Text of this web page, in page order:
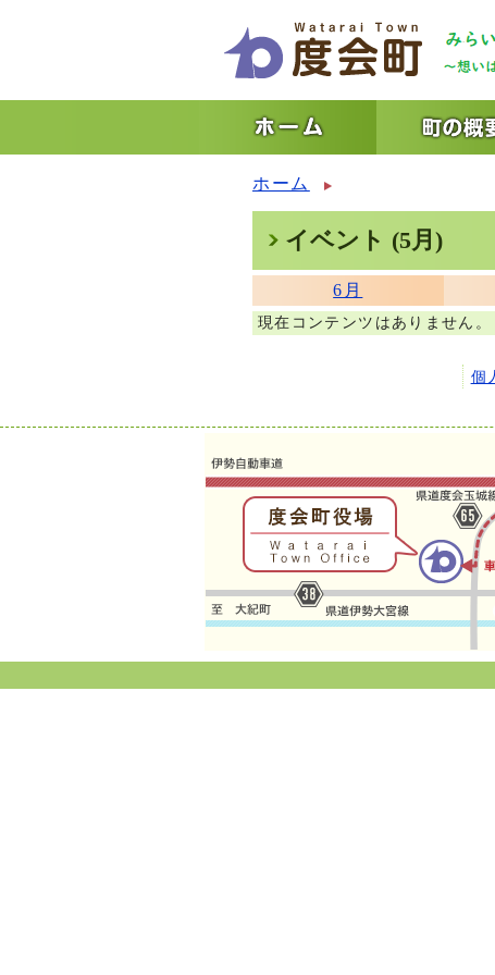
ホーム
イベント (5月)
6月
現在コンテンツはありません。
個